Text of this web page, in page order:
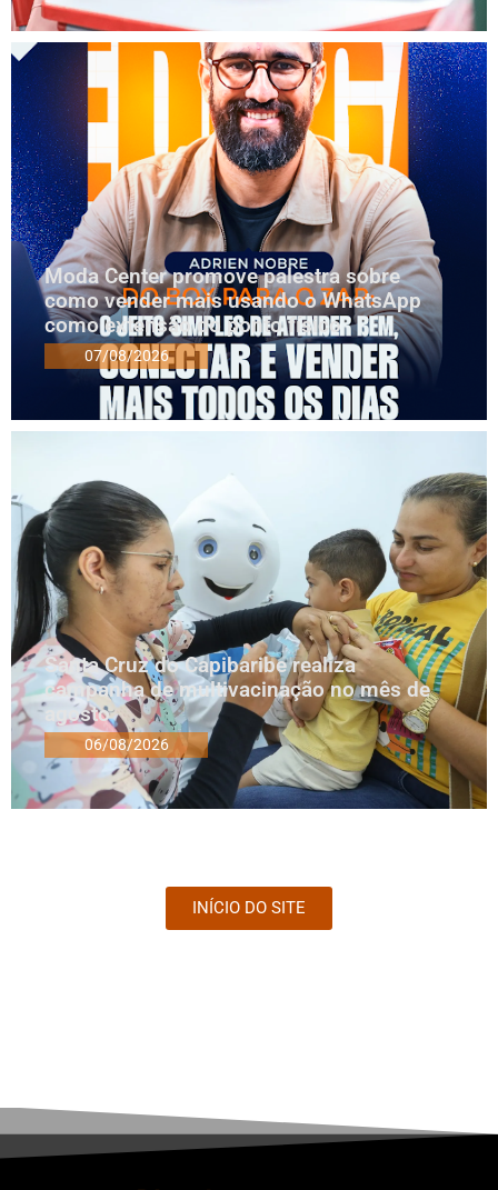
Moda Center promove palestra sobre
como vender mais usando o WhatsApp
como extensão do ponto físico
07/08/2026
Santa Cruz do Capibaribe realiza
campanha de multivacinação no mês de
agosto
06/08/2026
INÍCIO DO SITE